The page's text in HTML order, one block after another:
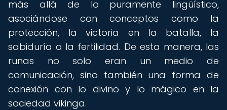
más allá de lo puramente lingüístico,
asociándose con conceptos como la
protección, la victoria en la batalla, la
sabiduría o la fertilidad. De esta manera, las
runas no solo eran un medio de
comunicación, sino también una forma de
conexión con lo divino y lo mágico en la
sociedad vikinga.